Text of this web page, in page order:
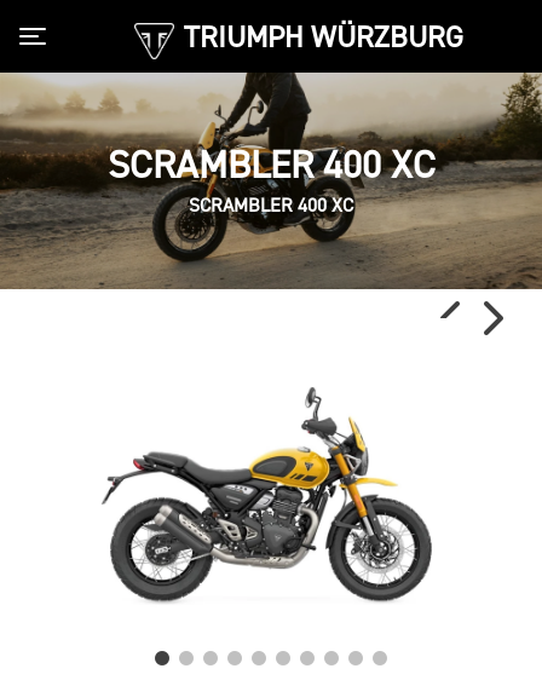
TRIUMPH WÜRZBURG
Toggle navigation
SCRAMBLER 400 XC
SCRAMBLER 400 XC